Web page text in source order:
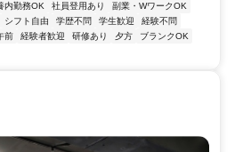
内勤務OK 社員登用あり
副業・WワークOK
シフト自由 学歴不問 学生歓迎
経験不問
前 経験者歓迎 研修あり 夕方
ブランクOK